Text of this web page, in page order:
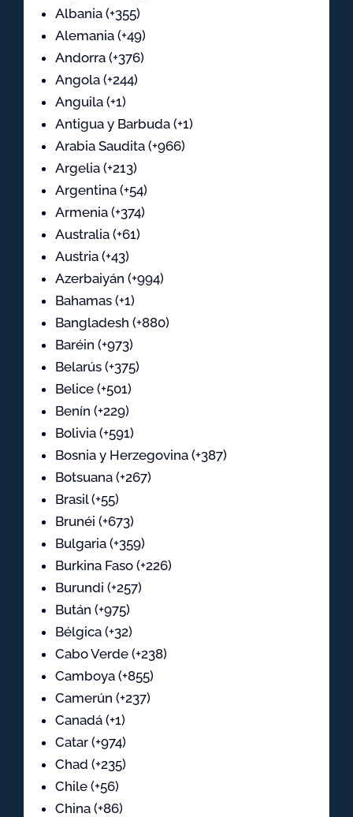
Albania (+355)
Alemania (+49)
Andorra (+376)
Angola (+244)
Anguila (+1)
Antigua y Barbuda (+1)
Arabia Saudita (+966)
Argelia (+213)
Argentina (+54)
Armenia (+374)
Australia (+61)
Austria (+43)
Azerbaiyán (+994)
Bahamas (+1)
Bangladesh (+880)
Baréin (+973)
Belarús (+375)
Belice (+501)
Benín (+229)
Bolivia (+591)
Bosnia y Herzegovina (+387)
Botsuana (+267)
Brasil (+55)
Brunéi (+673)
Bulgaria (+359)
Burkina Faso (+226)
Burundi (+257)
Bután (+975)
Bélgica (+32)
Cabo Verde (+238)
Camboya (+855)
Camerún (+237)
Canadá (+1)
Catar (+974)
Chad (+235)
Chile (+56)
China (+86)